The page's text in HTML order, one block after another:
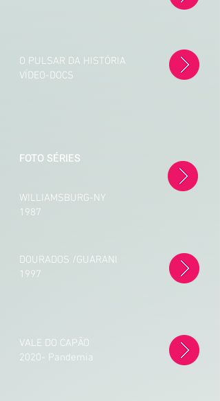
O PULSAR DA HISTÓRIA
VÍDEO-DOCS
VALE DO CAPÃO
2020- Pandemia
FOTO SÉRIES
WILLIAMSBURG-NY
1987
DOURADOS /GUARANI
1997